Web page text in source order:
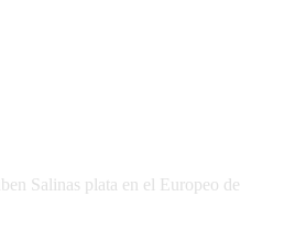
Salinas plata en el Europeo de